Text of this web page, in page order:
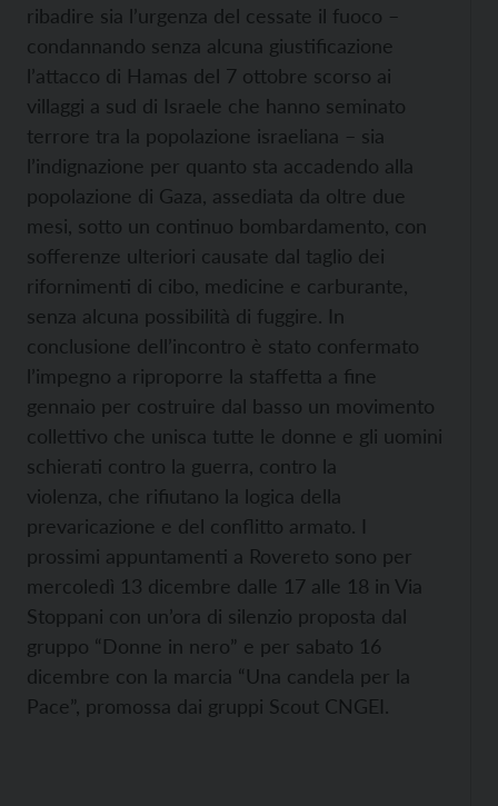
ribadire sia l’urgenza del cessate il fuoco –
condannando senza alcuna giustificazione
l’attacco di Hamas del 7 ottobre scorso ai
villaggi a sud di Israele che hanno seminato
terrore tra la popolazione israeliana – sia
l’indignazione per quanto sta accadendo alla
popolazione di Gaza, assediata da oltre due
mesi, sotto un continuo bombardamento, con
sofferenze ulteriori causate dal taglio dei
rifornimenti di cibo, medicine e carburante,
senza alcuna possibilità di fuggire. In
conclusione dell’incontro è stato confermato
l’impegno a riproporre la staffetta a fine
gennaio per costruire dal basso un movimento
collettivo che unisca tutte le donne e gli uomini
schierati contro la guerra, contro la
violenza, che rifiutano la logica della
prevaricazione e del conflitto armato. I
prossimi appuntamenti a Rovereto sono per
mercoledì 13 dicembre dalle 17 alle 18 in Via
Stoppani con un’ora di silenzio proposta dal
gruppo “Donne in nero” e per sabato 16
dicembre con la marcia “Una candela per la
Pace”, promossa dai gruppi Scout CNGEI.